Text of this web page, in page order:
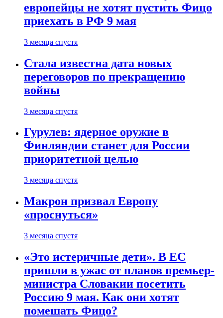
европейцы не хотят пустить Фицо
приехать в РФ 9 мая
3 месяца спустя
Стала известна дата новых
переговоров по прекращению
войны
3 месяца спустя
Гурулев: ядерное оружие в
Финляндии станет для России
приоритетной целью
3 месяца спустя
Макрон призвал Европу
«проснуться»
3 месяца спустя
«Это истеричные дети». В ЕС
пришли в ужас от планов премьер-
министра Словакии посетить
Россию 9 мая. Как они хотят
помешать Фицо?